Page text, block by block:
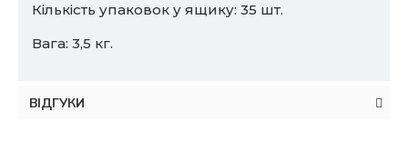
Кількість упаковок у ящику: 35 шт.
Вага: 3,5 кг.
ВІДГУКИ